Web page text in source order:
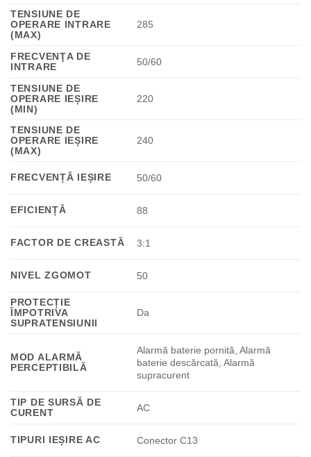
TENSIUNE DE
OPERARE INTRARE
(MAX)
285
FRECVENŢA DE
INTRARE
50/60
TENSIUNE DE
OPERARE IEȘIRE
(MIN)
220
TENSIUNE DE
OPERARE IEȘIRE
(MAX)
240
FRECVENȚĂ IEȘIRE 50/60
EFICIENȚĂ 88
FACTOR DE CREASTĂ 3:1
NIVEL ZGOMOT 50
PROTECȚIE
ÎMPOTRIVA
SUPRATENSIUNII
Da
MOD ALARMĂ
PERCEPTIBILĂ
Alarmă baterie pornită, Alarmă
baterie descărcată, Alarmă
supracurent
TIP DE SURSĂ DE
CURENT
AC
TIPURI IEȘIRE AC Conector C13